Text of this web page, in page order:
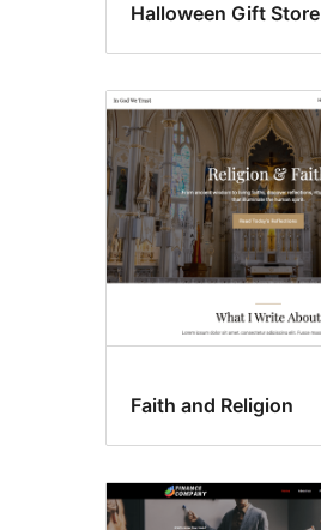
Halloween Gift Store
Faith and Religion